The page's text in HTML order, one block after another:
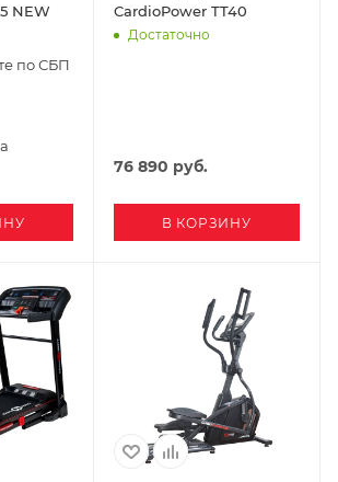
NEW
по СБП
CardioPower TT40
Достаточно
76 890 руб.
В КОРЗИНУ